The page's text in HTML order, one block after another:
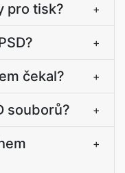
pro tisk? +
+
čekal? +
souborů? +
+